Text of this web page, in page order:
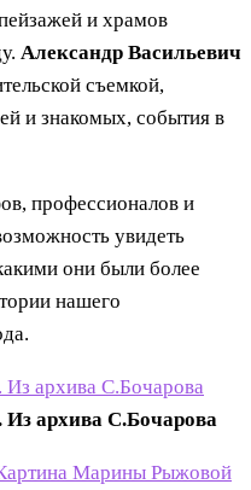
и храмов
Александр Васильевич
съемкой,
и знакомых, события в
профессионалов и
увидеть
они были более
нашего
архива С.Бочарова